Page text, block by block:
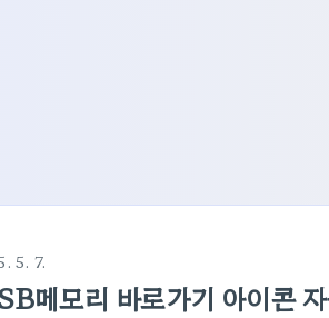
5. 7.
메모리 바로가기 아이콘